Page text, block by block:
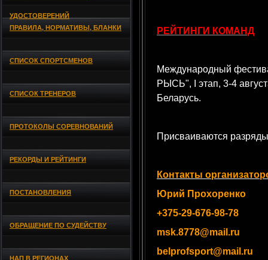
УДОСТОВЕРЕНИЙ
ПРАВИЛА, НОРМАТИВЫ, БЛАНКИ
СПИСОК СПОРТСМЕНОВ
СПИСОК ТРЕНЕРОВ
ПРОТОКОЛЫ СОРЕВНОВАНИЙ
РЕКОРДЫ И РЕЙТИНГИ
ПОСТАНОВЛЕНИЯ
ОБРАЩЕНИЕ ПО СУДЕЙСТВУ
НАП В РЕГИОНАХ
РЕЙТИНГИ КОМАНД
Международный
РЫСЬ", I этап, 3-4
Беларусь.
Присваиваются
Контакты
Юрий Прохоренко
+375-29-676-98-78
msk.8778@mail.ru
belprofsport@mail.ru